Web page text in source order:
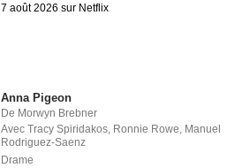
7 août 2026 sur Netflix
Anna Pigeon
De Morwyn Brebner
AvecTracy Spiridakos Ronnie Rowe Manuel
Rodriguez-Saenz
Drame